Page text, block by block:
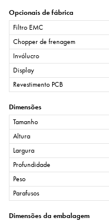
Opcionais de fábrica
Filtro EMC
Chopper de frenagem
Invólucro
Display
Revestimento PCB
Dimensões
Tamanho
Altura
Largura
Profundidade
Peso
Parafusos
Dimensões da embalagem